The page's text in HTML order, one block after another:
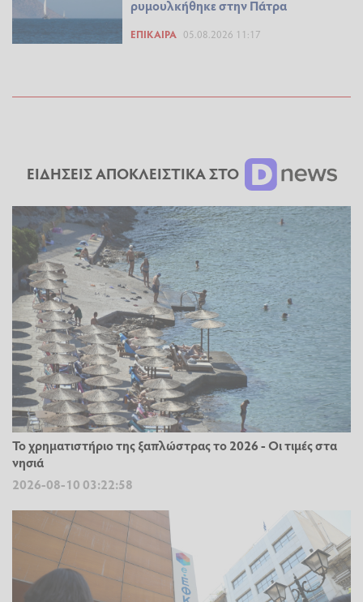
ρυμουλκήθηκε στην Πάτρα
ΕΠΊΚΑΙΡΑ 05.08.2026 11:17
ΕΙΔΗΣΕΙΣ ΑΠΟΚΛΕΙΣΤΙΚΑ ΣΤΟ
Το χρηματιστήριο της ξαπλώστρας το 2026 - Οι τιμές στα
νησιά
2026-08-10 03:22:58